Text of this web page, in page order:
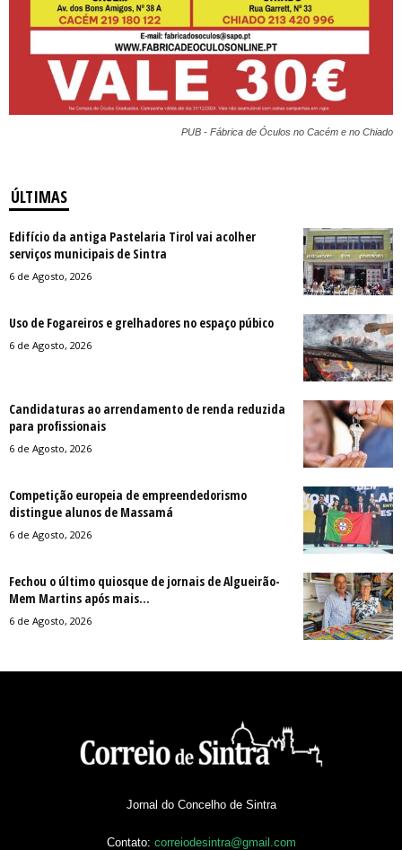
PUB - Fábrica de Óculos no Cacém e no Chiado
ÚLTIMAS
Edifício da antiga Pastelaria Tirol vai acolher
serviços municipais de Sintra
6 de Agosto, 2026
Uso de Fogareiros e grelhadores no espaço púbico
6 de Agosto, 2026
Candidaturas ao arrendamento de renda reduzida
para profissionais
6 de Agosto, 2026
Competição europeia de empreendedorismo
distingue alunos de Massamá
6 de Agosto, 2026
Fechou o último quiosque de jornais de Algueirão-
Mem Martins após mais...
6 de Agosto, 2026
Jornal do Concelho de Sintra
Contato: correiodesintra@gmail.com